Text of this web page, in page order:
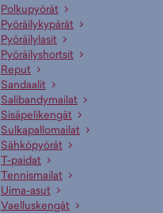
Polkupyörät
Pyöräilykypärät
Pyöräilylasit
Pyöräilyshortsit
Reput
Sandaalit
Salibandymailat
Sisäpelikengät
Sulkapallomailat
Sähköpyörät
T-paidat
Tennismailat
Uima-asut
Vaelluskengät